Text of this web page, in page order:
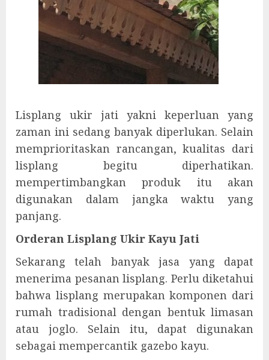
Lisplang ukir jati yakni keperluan yang
zaman ini sedang banyak diperlukan. Selain
memprioritaskan rancangan, kualitas dari
lisplang begitu diperhatikan.
mempertimbangkan produk itu akan
digunakan dalam jangka waktu yang
panjang.
Orderan Lisplang Ukir Kayu Jati
Sekarang telah banyak jasa yang dapat
menerima pesanan lisplang. Perlu diketahui
bahwa lisplang merupakan komponen dari
rumah tradisional dengan bentuk limasan
atau joglo. Selain itu, dapat digunakan
sebagai mempercantik gazebo kayu.